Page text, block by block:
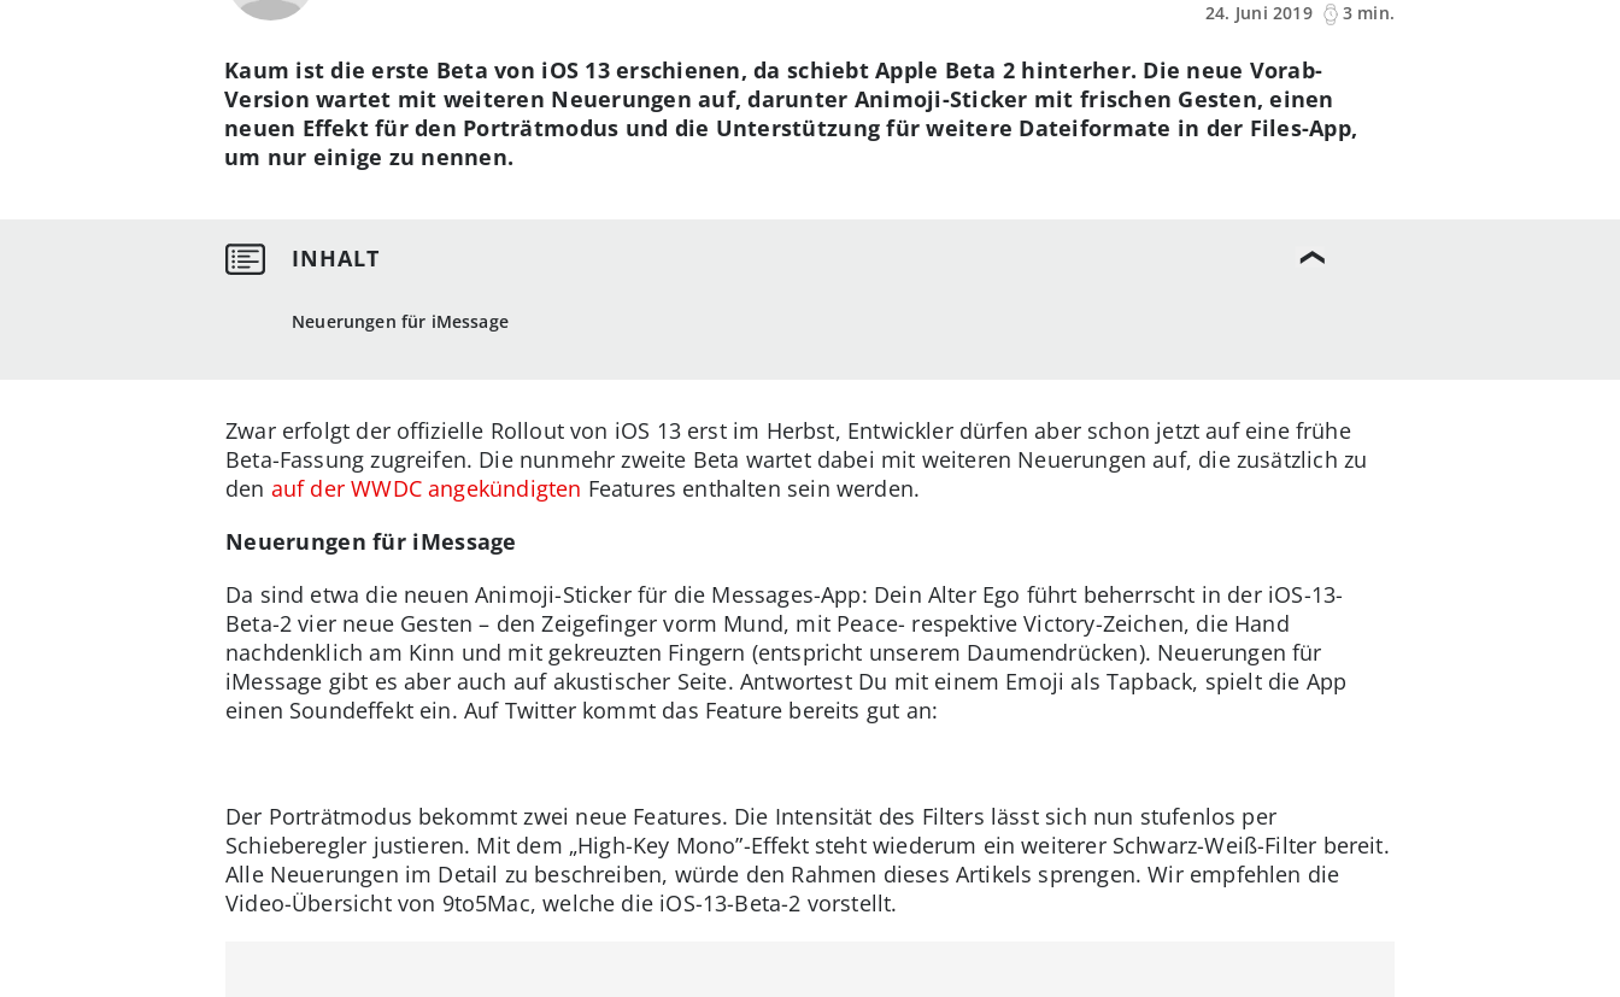
24. Juni 2019
3 min.
Neuerungen für iMessage
Kaum ist die erste Beta von iOS 13 erschienen, da schiebt Apple Beta 2 hinterher. Die neue Vorab-
Version wartet mit weiteren Neuerungen auf, darunter Animoji-Sticker mit frischen Gesten, einen
neuen Effekt für den Porträtmodus und die Unterstützung für weitere Dateiformate in der Files-App,
um nur einige zu nennen.
Zwar erfolgt der offizielle Rollout von iOS 13 erst im Herbst, Entwickler dürfen aber schon jetzt auf eine frühe
Beta-Fassung zugreifen. Die nunmehr zweite Beta wartet dabei mit weiteren Neuerungen auf, die zusätzlich zu
den auf der WWDC angekündigten Features enthalten sein werden.
Neuerungen für iMessage
Da sind etwa die neuen Animoji-Sticker für die Messages-App: Dein Alter Ego führt beherrscht in der iOS-13-
Beta-2 vier neue Gesten – den Zeigefinger vorm Mund, mit Peace- respektive Victory-Zeichen, die Hand
nachdenklich am Kinn und mit gekreuzten Fingern (entspricht unserem Daumendrücken). Neuerungen für
iMessage gibt es aber auch auf akustischer Seite. Antwortest Du mit einem Emoji als Tapback, spielt die App
einen Soundeffekt ein. Auf Twitter kommt das Feature bereits gut an:
Der Porträtmodus bekommt zwei neue Features. Die Intensität des Filters lässt sich nun stufenlos per
Schieberegler justieren. Mit dem „High-Key Mono”-Effekt steht wiederum ein weiterer Schwarz-Weiß-Filter bereit.
Alle Neuerungen im Detail zu beschreiben, würde den Rahmen dieses Artikels sprengen. Wir empfehlen die
Video-Übersicht von 9to5Mac, welche die iOS-13-Beta-2 vorstellt.